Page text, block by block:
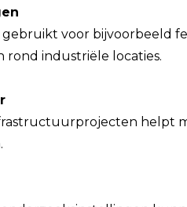
voor bijvoorbeeld
industriële locaties.
helpt